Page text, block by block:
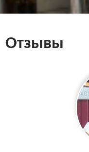
Отзывы